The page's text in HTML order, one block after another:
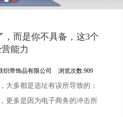
，而是你不具备，这3个
能力
织带饰品有限公司 浏览次数:909
大多都是选址有误所导致的；
更多是因为电子商务的冲击所